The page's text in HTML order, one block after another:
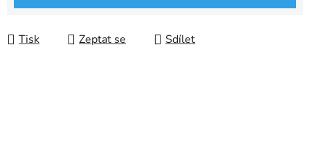
Tisk Zeptat se Sdílet